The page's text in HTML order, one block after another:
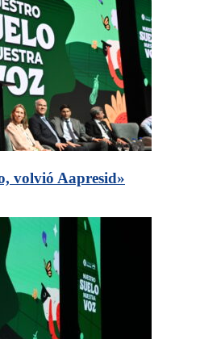
volvió Aapresid»